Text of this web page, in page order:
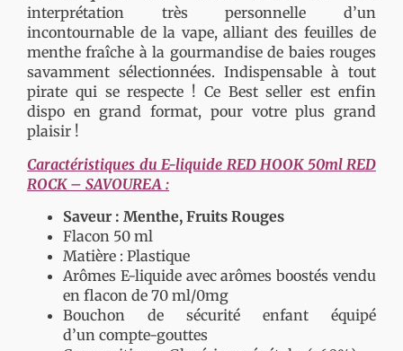
interprétation très personnelle d’un
incontournable de la vape, alliant des feuilles de
menthe fraîche à la gourmandise de baies rouges
savamment sélectionnées. Indispensable à tout
pirate qui se respecte ! Ce Best seller est enfin
dispo en grand format, pour votre plus grand
plaisir !
Caractéristiques du E-liquide RED HOOK 50ml RED
ROCK – SAVOUREA :
Saveur : Menthe, Fruits Rouges
Flacon 50 ml
Matière : Plastique
Arômes E-liquide avec arômes boostés vendu
en flacon de 70 ml/0mg
Bouchon de sécurité enfant équipé
d’un compte-gouttes